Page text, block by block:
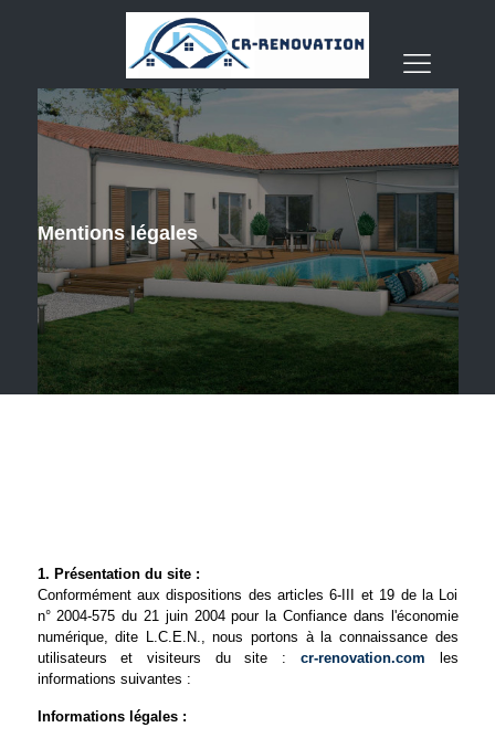
Mentions légales
1. Présentation du site :
Conformément aux dispositions des articles 6-III et 19 de la Loi
n° 2004-575 du 21 juin 2004 pour la Confiance dans l'économie
numérique, dite L.C.E.N., nous portons à la connaissance des
utilisateurs et visiteurs du site : cr-renovation.com les
informations suivantes :
Informations légales :